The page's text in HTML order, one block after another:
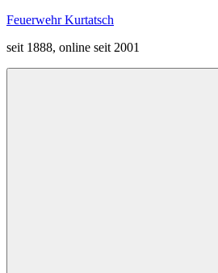
Zum
springen
Feuerwehr Kurtatsch
seit 1888, online seit 2001